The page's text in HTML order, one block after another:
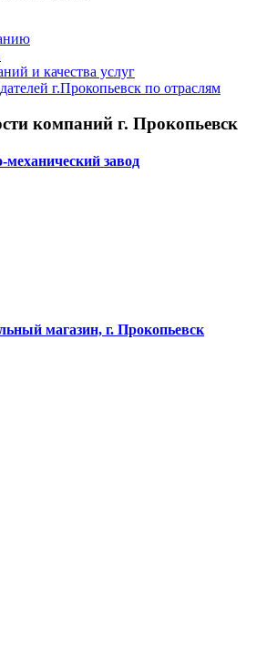
и качества услуг
г.Прокопьевск по отраслям
компаний г. Прокопьевск
завод
магазин, г. Прокопьевск